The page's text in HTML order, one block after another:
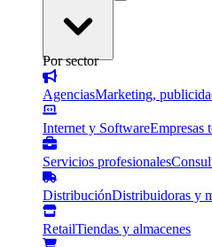
Por sector
AgenciasMarketing,
Internet y SoftwareEmpresas
Servicios profesionales
DistribuciónDistribuidoras y
RetailTiendas y almacenes